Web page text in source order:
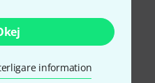
information
säkert med